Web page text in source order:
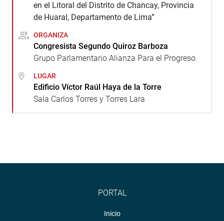
en el Litoral del Distrito de Chancay, Provincia
de Huaral, Departamento de Lima”
ORGANIZA
Congresista Segundo Quiroz Barboza
Grupo Parlamentario Alianza Para el Progreso
LUGAR
Edificio Víctor Raúl Haya de la Torre
Sala Carlos Torres y Torres Lara
PORTAL
Inicio